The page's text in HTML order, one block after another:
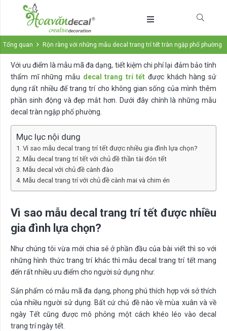
Tổng quan Rộn ràng với những mẫu decal trang trí tết tràn ngập phố phường
Với ưu điểm là mẫu mã đa dạng, tiết kiệm chi phí lại đảm bảo tính
thẩm mĩ những mẫu decal trang trí tết được khách hàng sử
dụng rất nhiều để trang trí cho không gian sống của mình thêm
phần sinh động và đẹp mắt hơn. Dưới đây chính là những mẫu
decal tràn ngập phố phường.
Mục lục nội dung
Vì sao mẫu decal trang trí tết được nhiều gia đình lựa chọn?
Mẫu decal trang trí tết với chủ đề thần tài đón tết
Mẫu decal với chủ đề cành đào
Mẫu decal trang trí với chủ đề cành mai và chim én
Vì sao mẫu decal trang trí tết được nhiều
gia đình lựa chọn?
Như chúng tôi vừa mới chia sẻ ở phần đầu của bài viết thì so với
những hình thức trang trí khác thì mẫu decal trang trí tết mang
đến rất nhiều ưu điểm cho người sử dụng như:
Sản phẩm có mẫu mã đa dạng, phong phú thích hợp với sở thích
của nhiều người sử dụng. Bất cứ chủ đề nào về mùa xuân và về
ngày Tết cũng được mô phỏng một cách khéo léo vào decal
trang trí ngày tết.